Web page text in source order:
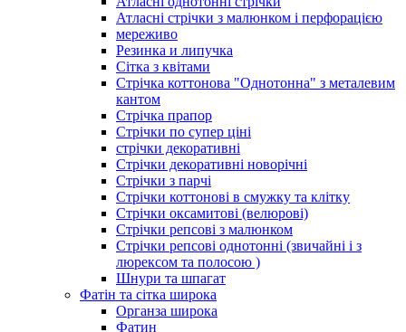
Атласні стрічки з малюнком і перфорацією
мереживо
Резинка и липучка
Сітка з квітами
Стрічка коттонова "Однотонна" з металевим
кантом
Стрічка прапор
Стрічки по супер ціні
стрічки декоративні
Стрічки декоративні новорічні
Стрічки з парчі
Стрічки коттонові в смужку та клітку
Стрічки оксамитові (велюрові)
Стрічки репсові з малюнком
Стрічки репсові однотонні (звичайні і з
люрексом та полосою )
Шнури та шпагат
Фатін та сітка широка
Органза широка
Фатин